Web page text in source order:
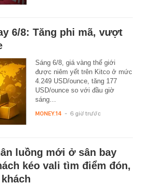
6/8: Tăng phi mã, vượt
Sáng 6/8, giá vàng thế giới
được niêm yết trên Kitco ở mức
4.249 USD/ounce, tăng 177
USD/ounce so với đầu giờ
sáng…
MONEY.14 - 6 giờ trước
luồng mới ở sân bay
kéo vali tìm điểm đón,